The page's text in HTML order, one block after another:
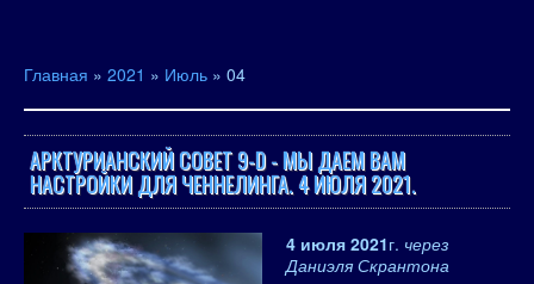
Главная » 2021 » Июль » 04
АРКТУРИАНСКИЙ СОВЕТ 9-D - МЫ ДАЕМ ВАМ
НАСТРОЙКИ ДЛЯ ЧЕННЕЛИНГА. 4 ИЮЛЯ 2021.
4 июля 2021г. через
Даниэля Скрантона